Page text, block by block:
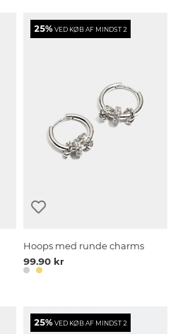
25%VED KØB AF MINDST 2
Hoops med runde charms
99.90 kr
25%VED KØB AF MINDST 2